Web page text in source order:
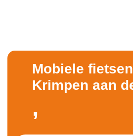
Mobiele
Krimpen aan
,